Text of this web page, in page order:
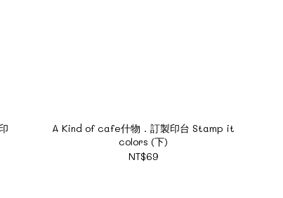
A Kind of cafe什物．訂製印台 Stamp it
colors (下)
NT$69